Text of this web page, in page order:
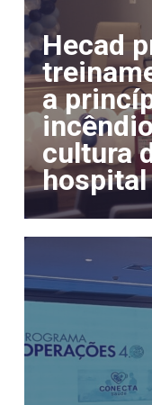
Hecad
a
cultura
hospital